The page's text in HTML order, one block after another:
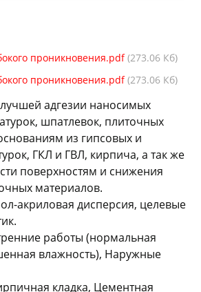
проникновения.pdf(273.06 Кб)
проникновения.pdf(273.06 Кб)
адгезии наносимых
шпатлевок, плиточных
из гипсовых и
ГКЛ и ГВЛ, кирпича, а так же
поверхностям и снижения
материалов.
акриловая дисперсия, целевые
работы (нормальная
влажность), Наружные
кладка, Цементная